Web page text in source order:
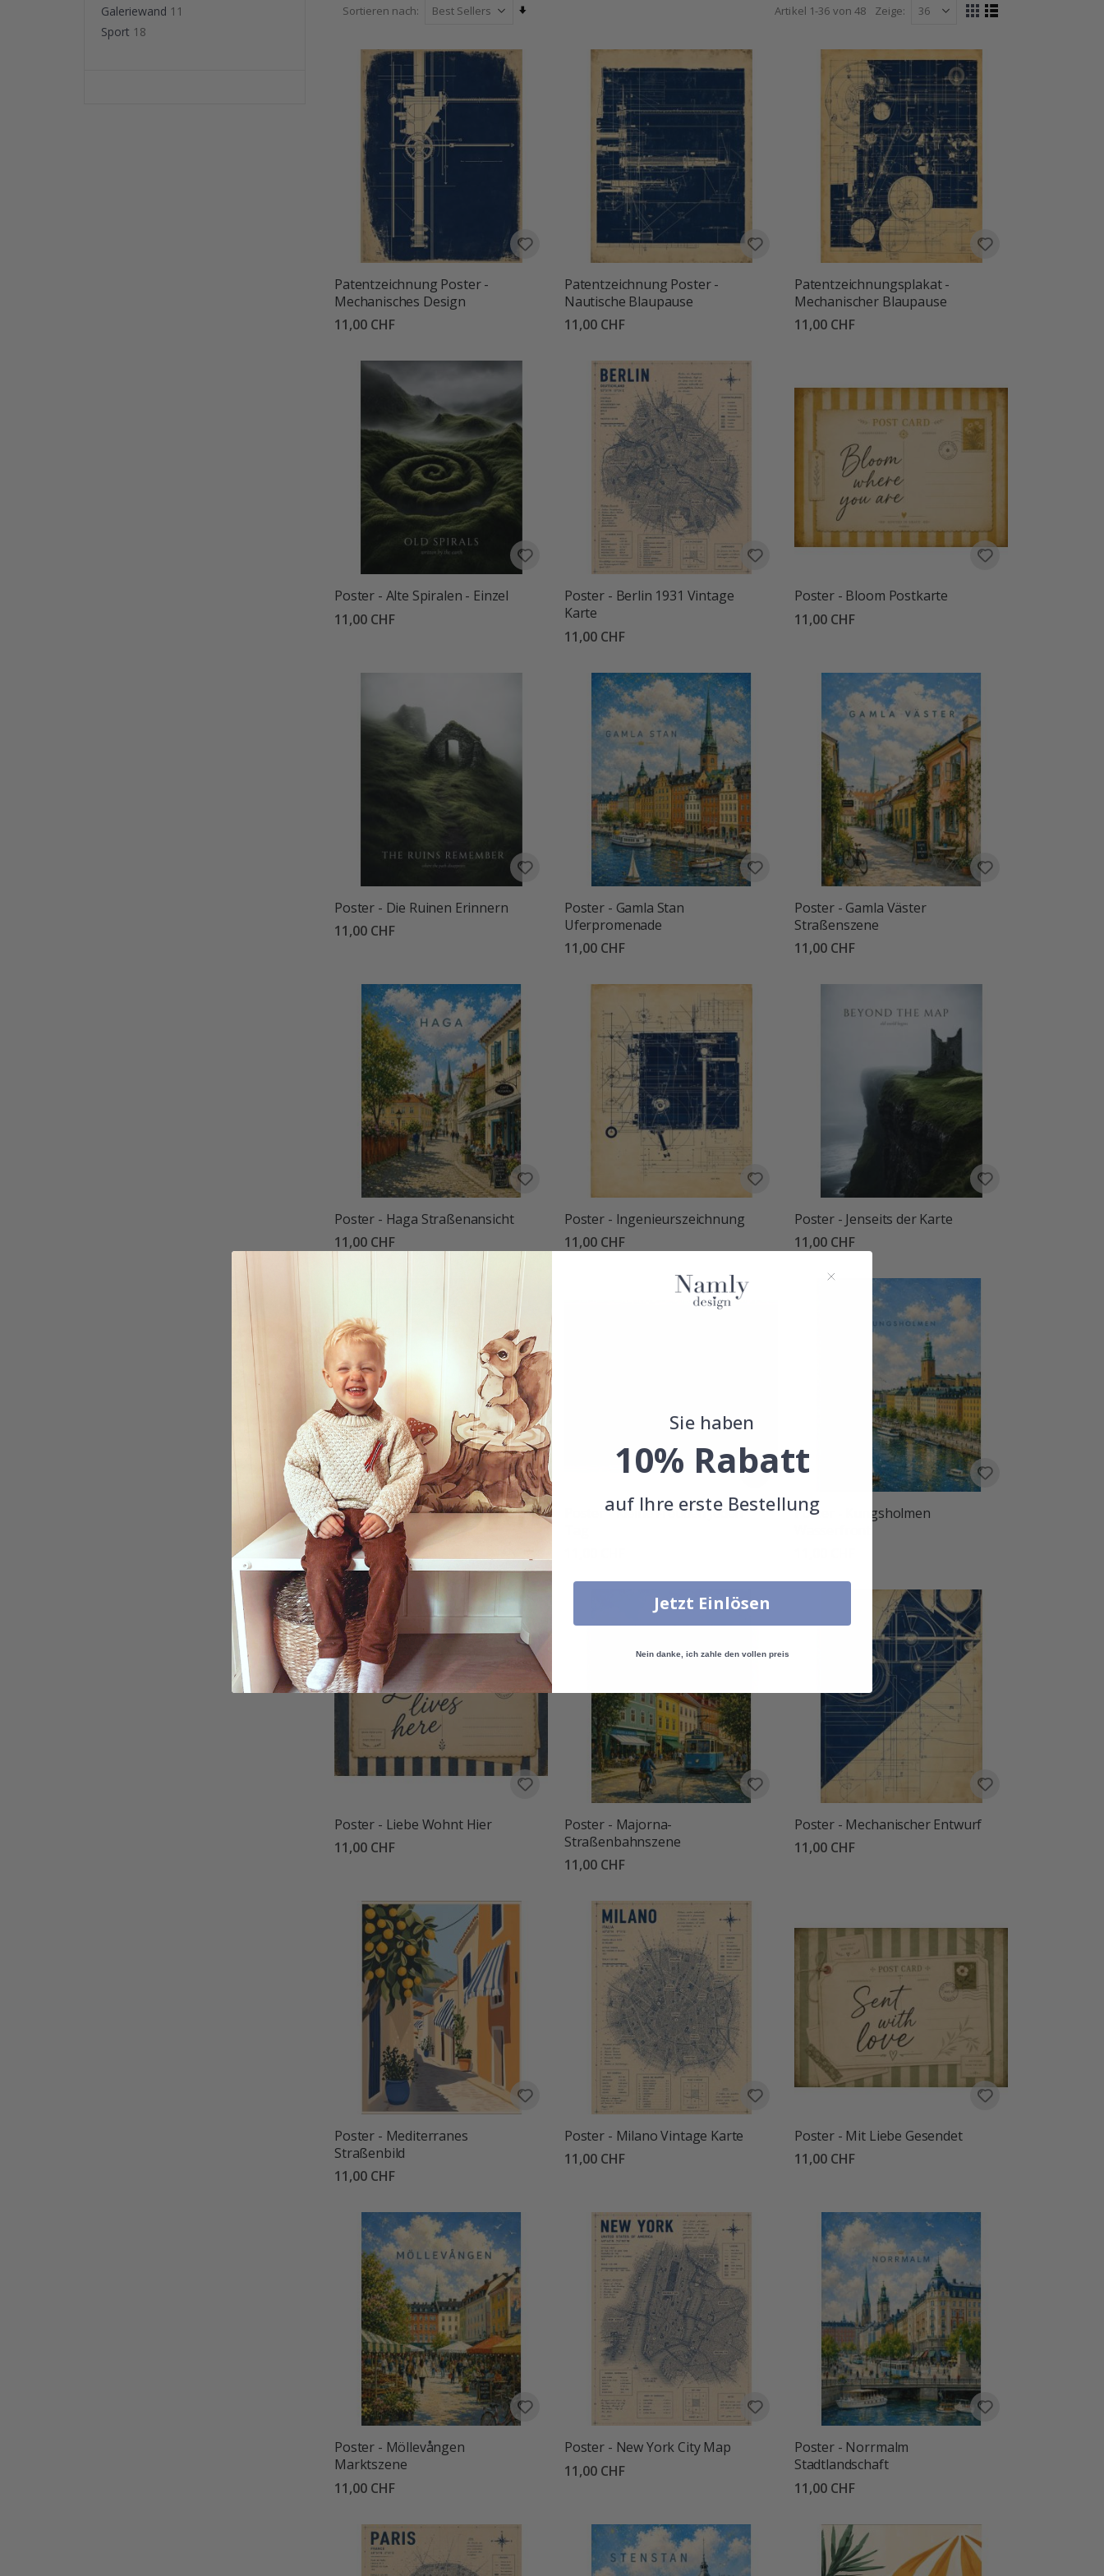
Wohnungen, unsere Städte- & Reiseposter sind dazu gedacht, alltägliche Räume persönlicher, inspirierender und voller Fernweh zu
Sortieren nach Artikel 1-36 von48 Zeige
Anzeigen
ListeListe
Patentzeichnung Poster -
Mechanisches Design
11,00 CHF
Patentzeichnung Poster -
Nautische Blaupause
11,00 CHF
Patentzeichnungsplakat -
Mechanischer Blaupause
11,00 CHF
Poster - Alte Spiralen - Einzel
11,00 CHF
Poster - Berlin 1931 Vintage
Karte
11,00 CHF
Poster - Bloom Postkarte
11,00 CHF
Poster - Die Ruinen Erinnern
11,00 CHF
Poster - Gamla Stan
Uferpromenade
11,00 CHF
Poster - Gamla Väster
Straßenszene
11,00 CHF
Poster - Haga Straßenansicht
11,00 CHF
Poster - Ingenieurszeichnung
11,00 CHF
Poster - Jenseits der Karte
11,00 CHF
Poster - Karte von Rio de Janeiro
11,00 CHF
Poster - Kleine Freuden Jeden
Poster - Kungsholmen
Poster - Liebe Wohnt Hier
11,00 CHF
Poster - Majorna-
Straßenbahnszene
11,00 CHF
Poster - Mechanischer Entwurf
11,00 CHF
Poster - Mediterranes
Straßenbild
11,00 CHF
Poster - Milano Vintage Karte
11,00 CHF
Poster - Mit Liebe Gesendet
11,00 CHF
Poster - Möllevången
Marktszene
11,00 CHF
Poster - New York City Map
11,00 CHF
Poster - Norrmalm
Stadtlandschaft
11,00 CHF
Galeriewand 11
Sport 18
Sie haben
10% Rabatt
auf Ihre erste Bestellung
Jetzt Einlösen
Nein danke, ich zahle den vollen preis